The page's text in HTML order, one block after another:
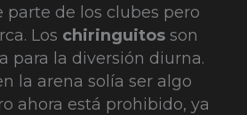
parte de los clubes pero
Los chiringuitos son
para la diversión diurna.
la arena solía ser algo
ahora está prohibido, ya